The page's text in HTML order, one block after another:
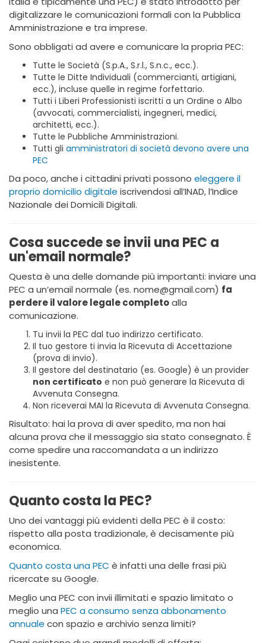
digitalizzare le comunicazioni formali con la Pubblica
Amministrazione e tra imprese.
Sono obbligati ad avere e comunicare la propria PEC:
Tutte le Società (S.p.A., S.r.l., S.n.c., ecc.).
Tutte le Ditte Individuali (commercianti, artigiani,
ecc.), incluse quelle in regime forfettario.
Tutti i Liberi Professionisti iscritti a un Ordine o Albo
(avvocati, commercialisti, ingegneri, medici,
architetti, ecc.).
Tutte le Pubbliche Amministrazioni.
Tutti gli amministratori di società devono avere una
PEC
Da poco, anche i cittadini privati possono eleggere il
proprio domicilio digitale iscrivendosi all’INAD, l’Indice
Nazionale dei Domicili Digitali.
Cosa succede se invii una PEC a
un'email normale?
Questa è una delle domande più importanti: inviare una
PEC a un’email normale (es. nome@gmail.com) fa
perdere il valore legale completoalla
comunicazione.
Tu invii la PEC dal tuo indirizzo certificato.
Il tuo gestore ti invia la Ricevuta di Accettazione
(prova di invio).
Il gestore del destinatario (es. Google) è un provider
non certificato e non può generare la Ricevuta di
Avvenuta Consegna.
Non riceverai MAI la Ricevuta di Avvenuta Consegna.
Risultato: hai la prova di aver spedito, ma non hai
alcuna prova che il messaggio sia stato consegnato. È
come spedire una raccomandata a un indirizzo
inesistente.
Quanto costa la PEC?
Uno dei vantaggi più evidenti della PEC è il costo:
rispetto alla posta tradizionale, è decisamente più
economica.
Quanto costa una PEC è infatti una delle frasi più
ricercate su Google.
Meglio una PEC con invii illimitati e spazio limitato o
meglio una PEC a consumo senza abbonamento
annuale con spazio e archivio senza limiti?